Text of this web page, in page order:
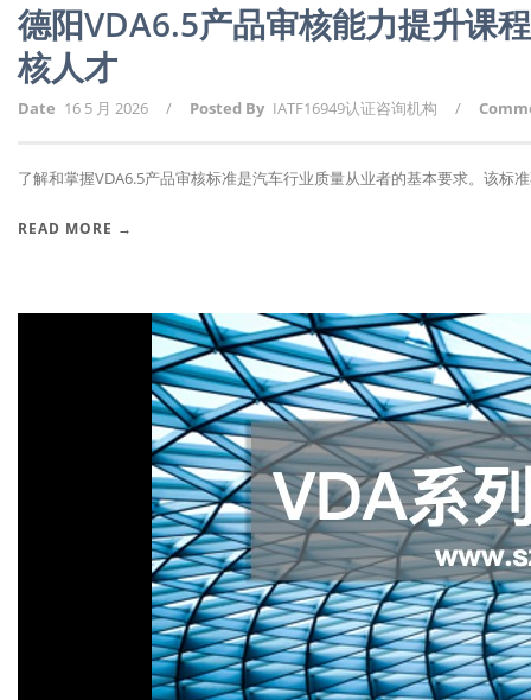
德阳VDA6.5产品审核能力提升课
核人才
Date 16 5 月 2026 / Posted By IATF16949认证咨询机构 /
了解和掌握VDA6.5产品审核标准是汽车行业质量从业者的基本要求。该标
READ MORE →